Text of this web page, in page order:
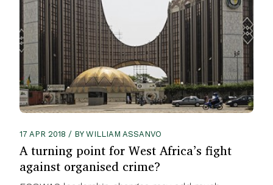
17 APR 2018 / BY WILLIAM ASSANVO
A turning point for West Africa’s fight
against organised crime?